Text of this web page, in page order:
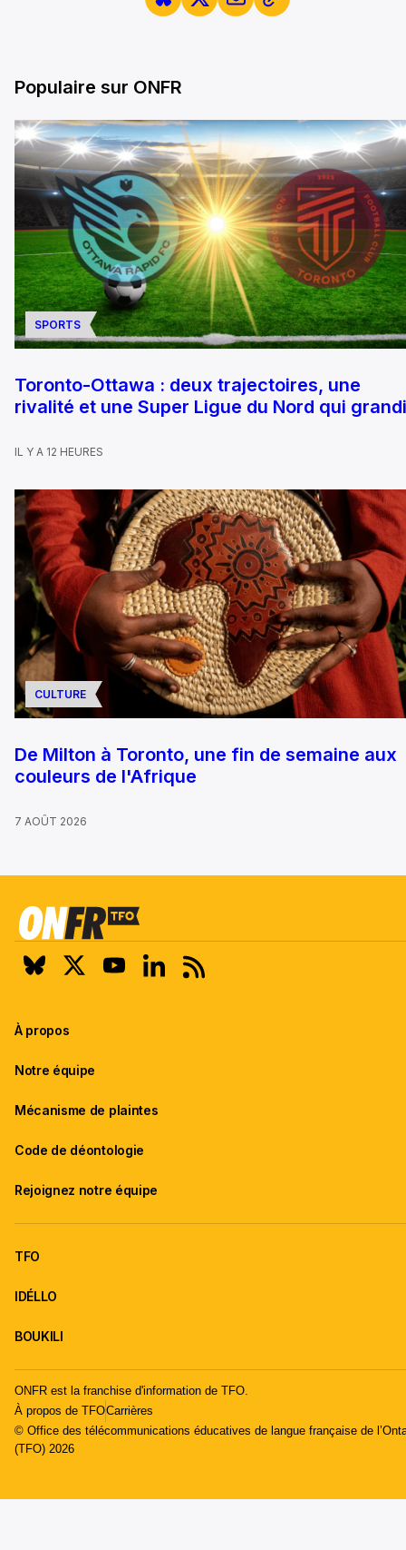
Populaire sur ONFR
SPORTS
Toronto-Ottawa : deux trajectoires, une
rivalité et une Super Ligue du Nord qui
IL Y A 12 HEURES
CULTURE
De Milton à Toronto, une fin de semaine aux
couleurs de l'Afrique
7 AOÛT 2026
À propos
Notre équipe
Mécanisme de plaintes
Code de déontologie
Rejoignez notre équipe
TFO
IDÉLLO
BOUKILI
ONFR est la franchise d'information de TFO.
À propos de TFOCarrières
© Office des télécommunications éducatives de langue française de
(TFO) 2026